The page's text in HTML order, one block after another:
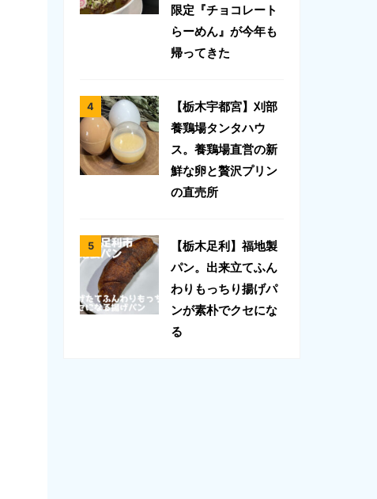
限定『チョコレート
らーめん』が今年も
帰ってきた
【栃木宇都宮】刈部
養鶏場タンタハウ
ス。養鶏場直営の新
鮮な卵と贅沢プリン
の直売所
【栃木足利】福地製
パン。出来立てふん
わりもっちり揚げパ
ンが素朴でクセにな
る